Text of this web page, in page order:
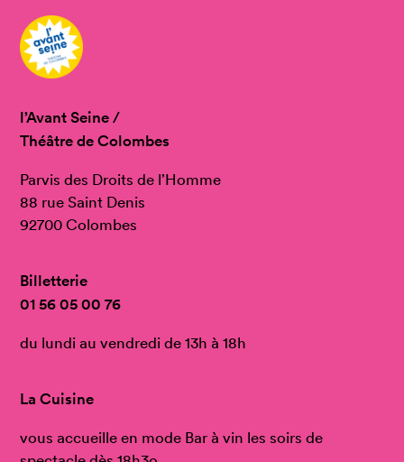
l’Avant Seine /
Théâtre de Colombes
Parvis des Droits de l’Homme
88 rue Saint Denis
92700 Colombes
Billetterie
01 56 05 00 76
du lundi au vendredi de 13h à 18h
La Cuisine
vous accueille en mode Bar à vin les soirs de